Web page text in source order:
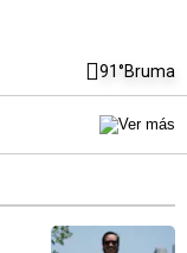
91°Bruma